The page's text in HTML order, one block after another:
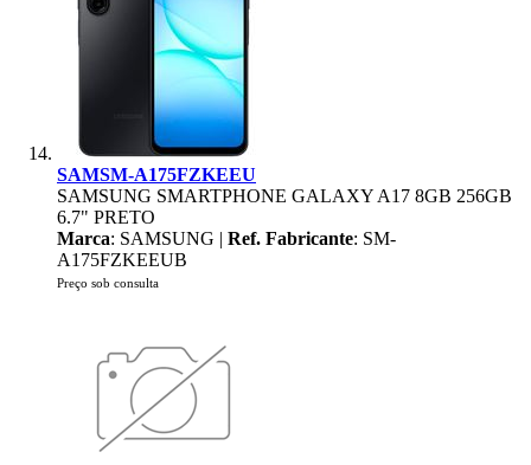
SAMSM-A175FZKEEU
SAMSUNG SMARTPHONE GALAXY A17 8GB 256GB
6.7" PRETO
Marca: SAMSUNG | Ref. Fabricante: SM-
A175FZKEEUB
Preço sob consulta